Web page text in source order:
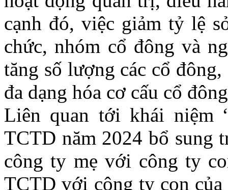
cạnh đó, việc giảm tỷ lệ
chức, nhóm cổ đông và
tăng số lượng các cổ
đa dạng hóa cơ cấu cổ
Liên quan tới khái niệm
TCTD năm 2024 bổ sung
công ty mẹ với công ty
TCTD với công ty con